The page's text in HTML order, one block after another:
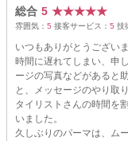
総合 5 ★★★★★
雰囲気： 5 接客サービス： 5 技
いつもありがとうござい
時間に遅れてしまい、申
ージの写真などがあると
と、メッセージのやり取
タイリストさんの時間を
いました。
久しぶりのパーマは、ム